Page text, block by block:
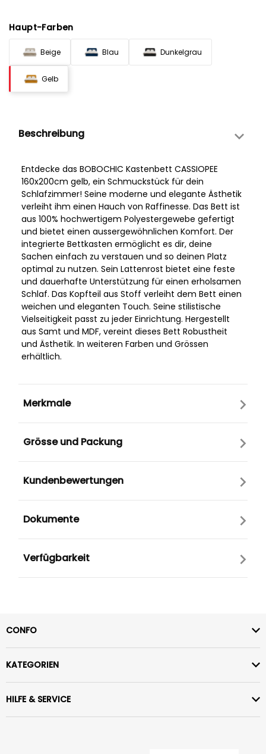
Haupt-Farben
Beige Blau Dunkelgrau
Gelb
Beschreibung
Entdecke das BOBOCHIC Kastenbett CASSIOPEE
160x200cm gelb, ein Schmuckstück für dein
Schlafzimmer! Seine moderne und elegante Ästhetik
verleiht ihm einen Hauch von Raffinesse. Das Bett ist
aus 100% hochwertigem Polyestergewebe gefertigt
und bietet einen aussergewöhnlichen Komfort. Der
integrierte Bettkasten ermöglicht es dir, deine
Sachen einfach zu verstauen und so deinen Platz
optimal zu nutzen. Sein Lattenrost bietet eine feste
und dauerhafte Unterstützung für einen erholsamen
Schlaf. Das Kopfteil aus Stoff verleiht dem Bett einen
weichen und eleganten Touch. Seine stilistische
Vielseitigkeit passt zu jeder Einrichtung. Hergestellt
aus Samt und MDF, vereint dieses Bett Robustheit
und Ästhetik. In weiteren Farben und Grössen
erhältlich.
Merkmale
Grösse und Packung
Kundenbewertungen
Dokumente
Verfügbarkeit
CONFO
KATEGORIEN
HILFE & SERVICE